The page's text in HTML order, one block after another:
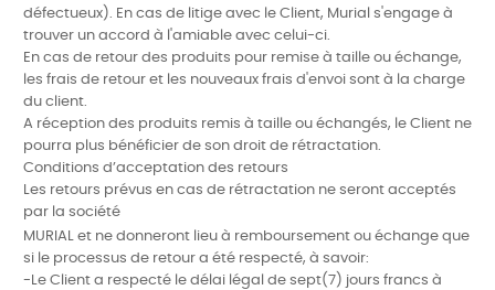
défectueux). En cas de litige avec le Client, Murial s'engage à
trouver un accord à l'amiable avec celui-ci.
En cas de retour des produits pour remise à taille ou échange,
les frais de retour et les nouveaux frais d'envoi sont à la charge
du client.
A réception des produits remis à taille ou échangés, le Client ne
pourra plus bénéficier de son droit de rétractation.
Conditions d’acceptation des retours
Les retours prévus en cas de rétractation ne seront acceptés
par la société
MURIAL et ne donneront lieu à remboursement ou échange que
si le processus de retour a été respecté, à savoir:
-Le Client a respecté le délai légal de sept(7) jours francs à